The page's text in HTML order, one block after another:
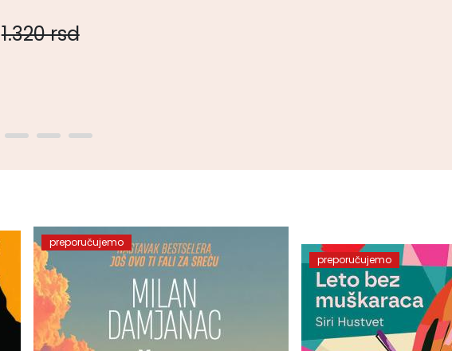
1.320 rsd
preporučujemo
preporučujemo